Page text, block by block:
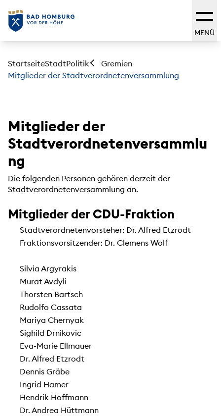
MENÜ
StartseiteStadtPolitik
Gremien
Mitglieder der Stadtverordnetenversammlung
Mitglieder der
Stadtverordnetenversammlu
ng
Die folgenden Personen gehören derzeit der
Stadtverordnetenversammlung an.
Mitglieder der CDU-Fraktion
Stadtverordnetenvorsteher: Dr. Alfred Etzrodt
Fraktionsvorsitzender: Dr. Clemens Wolf
Silvia Argyrakis
Murat Avdyli
Thorsten Bartsch
Rudolfo Cassata
Mariya Chernyak
Sighild Drnikovic
Eva-Marie Ellmauer
Dr. Alfred Etzrodt
Dennis Gräbe
Ingrid Hamer
Hendrik Hoffmann
Dr. Andrea Hüttmann